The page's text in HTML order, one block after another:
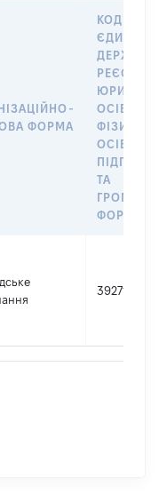
ФОРМА
КОД В
РЕЄСТРІ
ОСІБ,
ОСІБ –
ТА
39271161